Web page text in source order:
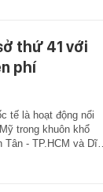
thứ 41 với
phí
tế là hoạt động nổi
trong khuôn khổ
- TP.HCM và Dĩ…